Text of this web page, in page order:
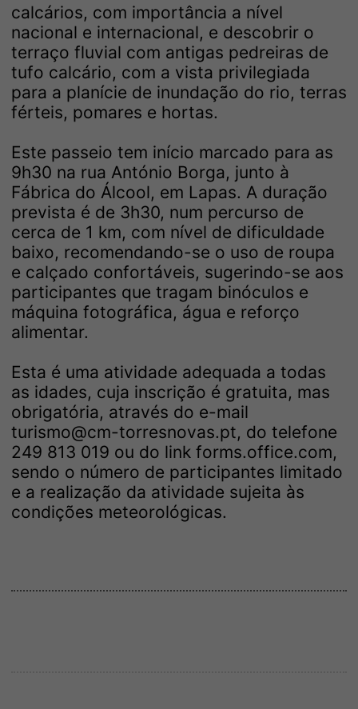
calcários, com importância a nível
nacional e internacional, e descobrir o
terraço fluvial com antigas pedreiras de
tufo calcário, com a vista privilegiada
para a planície de inundação do rio, terras
férteis, pomares e hortas.
Este passeio tem início marcado para as
9h30 na rua António Borga, junto à
Fábrica do Álcool, em Lapas. A duração
prevista é de 3h30, num percurso de
cerca de 1 km, com nível de dificuldade
baixo, recomendando-se o uso de roupa
e calçado confortáveis, sugerindo-se aos
participantes que tragam binóculos e
máquina fotográfica, água e reforço
alimentar.
Esta é uma atividade adequada a todas
as idades, cuja inscrição é gratuita, mas
obrigatória, através do e-mail
turismo@cm-torresnovas.pt, do telefone
249 813 019 ou do link forms.office.com,
sendo o número de participantes limitado
e a realização da atividade sujeita às
condições meteorológicas.